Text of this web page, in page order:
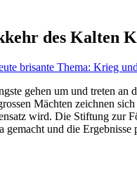
des Kalten
brisante Thema: Krieg
gehen um und treten
Mächten zeichnen
wird. Die Stiftung zur
gemacht und die